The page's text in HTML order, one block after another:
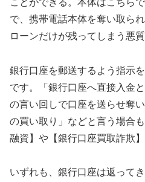
で、携帯電話本体を奪い取ら
ローンだけが残ってしまう悪質
銀行口座を郵送するよう指示
です。「銀行口座へ直接入金
の言い回しで口座を送らせ奪
の買い取り」などと言う場合
融資】や【銀行口座買取詐欺
いずれも、銀行口座は返って